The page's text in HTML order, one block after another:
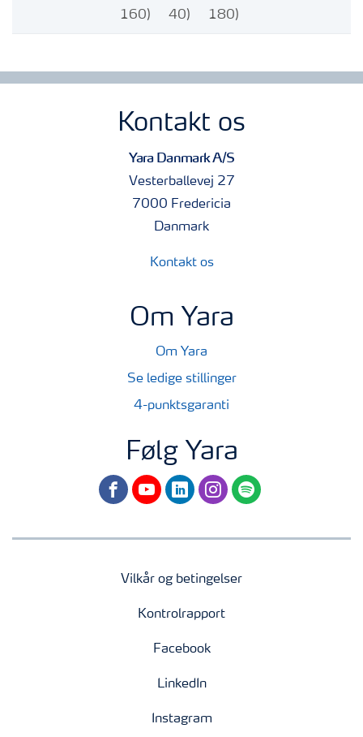
160)
40)
180)
Kontakt os
Yara Danmark A/S
Vesterballevej 27
7000 Fredericia
Danmark
Kontakt os
Om Yara
Om Yara
Se ledige stillinger
4-punktsgaranti
Følg Yara
facebookyoutubelinkedininstagram
spotify
Vilkår og betingelser
Kontrolrapport
Facebook
LinkedIn
Instagram